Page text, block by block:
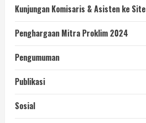
Kunjungan Komisaris & Asisten ke Site
Penghargaan Mitra Proklim 2024
Pengumuman
Publikasi
Sosial